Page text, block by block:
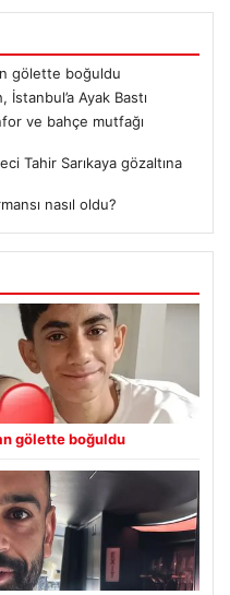
gölette boğuldu
İstanbul’a Ayak Bastı
ve bahçe mutfağı
Tahir Sarıkaya gözaltına
nasıl oldu?
gölette boğuldu